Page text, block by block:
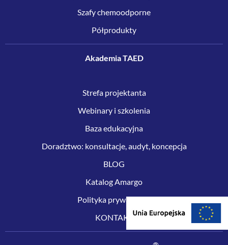
Szafy chemoodporne
Półprodukty
Akademia TAED
Strefa projektanta
Webinary i szkolenia
Baza edukacyjna
Doradztwo: konsultacje, audyt, koncepcja
BLOG
Katalog Amargo
Polityka prywatności
KONTAKT